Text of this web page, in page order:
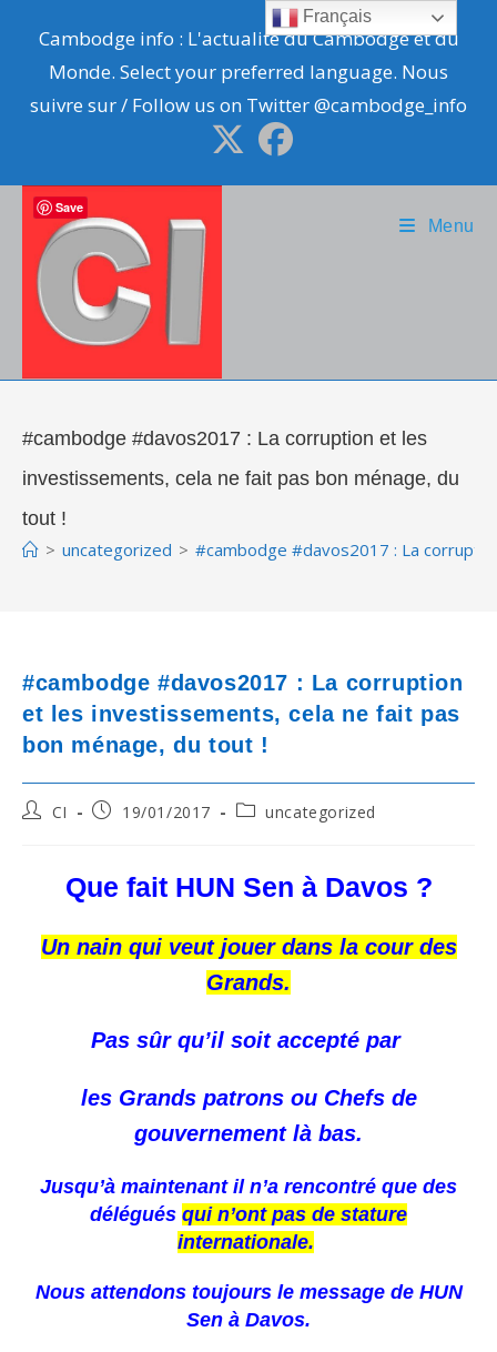
content
Cambodge info : L'actualité du Cambodge et du
Monde. Select your preferred language. Nous
suivre sur / Follow us on Twitter @cambodge_info
Menu
#cambodge #davos2017 : La corruption et les
investissements, cela ne fait pas bon ménage, du
tout !
> uncategorized > #cambodge #davos2017 : La
#cambodge #davos2017 : La corruption
et les investissements, cela ne fait pas
bon ménage, du tout !
PostCI
Post19/01/2017
Postuncategorized
Que fait HUN Sen à Davos ?
Un nain qui veut jouer dans la cour des
Grands.
Pas sûr qu’il soit accepté par
les Grands patrons ou Chefs de
gouvernement là bas.
Jusqu’à maintenant il n’a rencontré que des
délégués qui n’ont pas de stature
internationale.
Nous attendons toujours le message de HUN
Sen à Davos.
Français
Save